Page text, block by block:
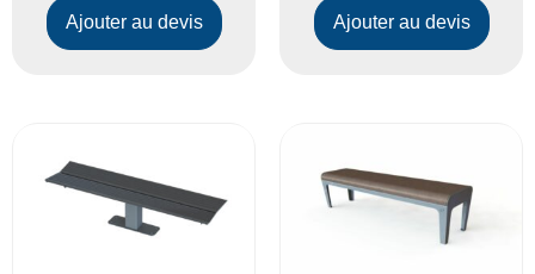
Ajouter au devis Ajouter au devis